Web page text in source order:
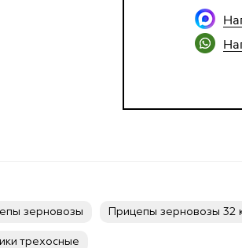
зерновозы Прицепы зерновозы 32
трехосные